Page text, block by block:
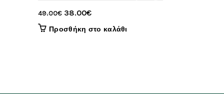
49.00€ Original
price
38.00€Η
τρέχουσα
Προσθήκη στο καλάθι